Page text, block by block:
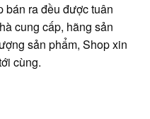
bán ra đều được tuân
cung cấp, hãng sản
sản phẩm, Shop xin
cùng.